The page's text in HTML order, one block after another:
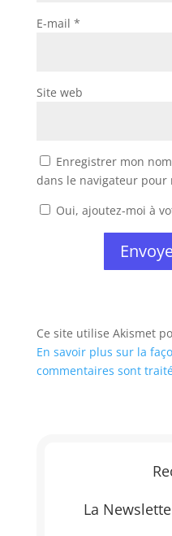
E-mail *
Site web
Enregistrer mon
dans le navigateur
Oui, ajoutez-moi à
Ce site utilise Akismet
En savoir plus sur la
commentaires sont
La